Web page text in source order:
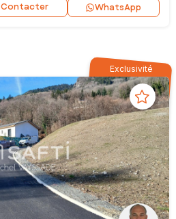
Contacter WhatsApp
Exclusivité